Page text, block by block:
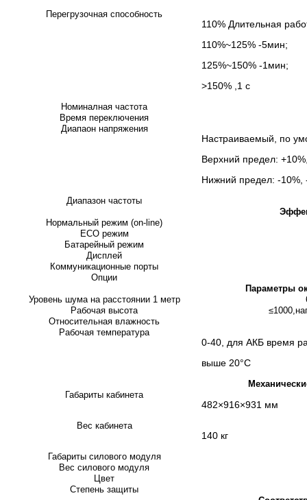
Перегрузочная способность
110% Длительная
110%~125% -5мин;
125%~150% -1мин;
>150% ,1 с
Номиналная частота
Время переключения
Диапаон напряжения
Настраиваемый, по
Верхний предел:
Нижний предел: -10%,
Диапазон частоты
Нормальный режим (on-line)
ECO режим
Батарейный режим
Дисплей
Коммуникационные порты
Опции
Параметры
Уровень шума на расстоянии 1 метр
Рабочая высота
Относительная влажность
Рабочая температура
0-40, для АКБ время
выше 20°C
Габариты кабинета
482×916×931 мм
Вес кабинета
140 кг
Габариты силового модуля
Вес силового модуля
Цвет
Степень защиты